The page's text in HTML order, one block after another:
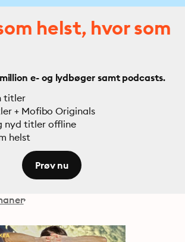
helst, hvor som
e- og lydbøger samt podcasts.
titler
+ Mofibo Originals
nyd titler offline
helst
Prøv nu